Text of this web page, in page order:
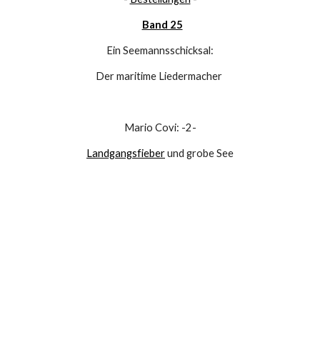
Band 25
Ein Seemannsschicksal:
Der maritime Liedermacher
Mario Covi: -2-
Landgangsfieber und grobe See